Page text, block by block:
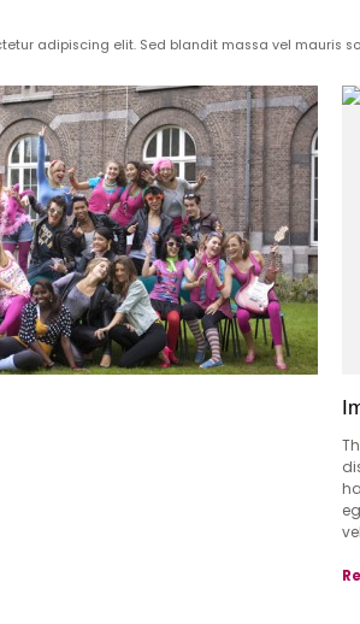
adipiscing elit. Sed blandit massa vel mauris